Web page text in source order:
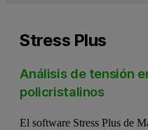
Stress Plus
Análisis de tensión
policristalinos
El software Stress Plus de